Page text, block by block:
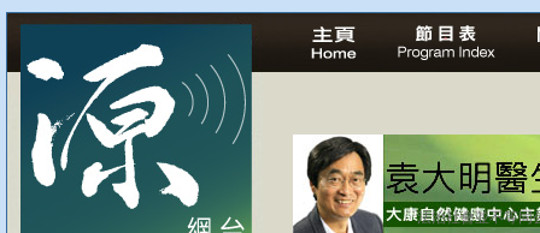
法治社會並不等同
自家教育合法化-